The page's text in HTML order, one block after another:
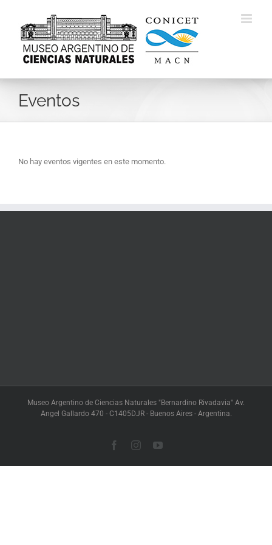
content
Eventos
No hay eventos vigentes en este momento.
Museo Argentino de Ciencias Naturales "Bernardino Rivadavia" Av.
Angel Gallardo 470 - C1405DJR - Buenos Aires - Argentina.
FacebookInstagramYouTube